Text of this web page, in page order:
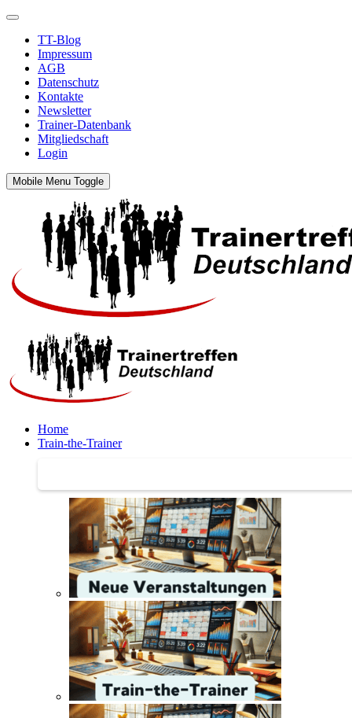
TT-Blog
Impressum
AGB
Datenschutz
Kontakte
Newsletter
Trainer-Datenbank
Mitgliedschaft
Login
Mobile Menu Toggle
Home
Train-the-Trainer